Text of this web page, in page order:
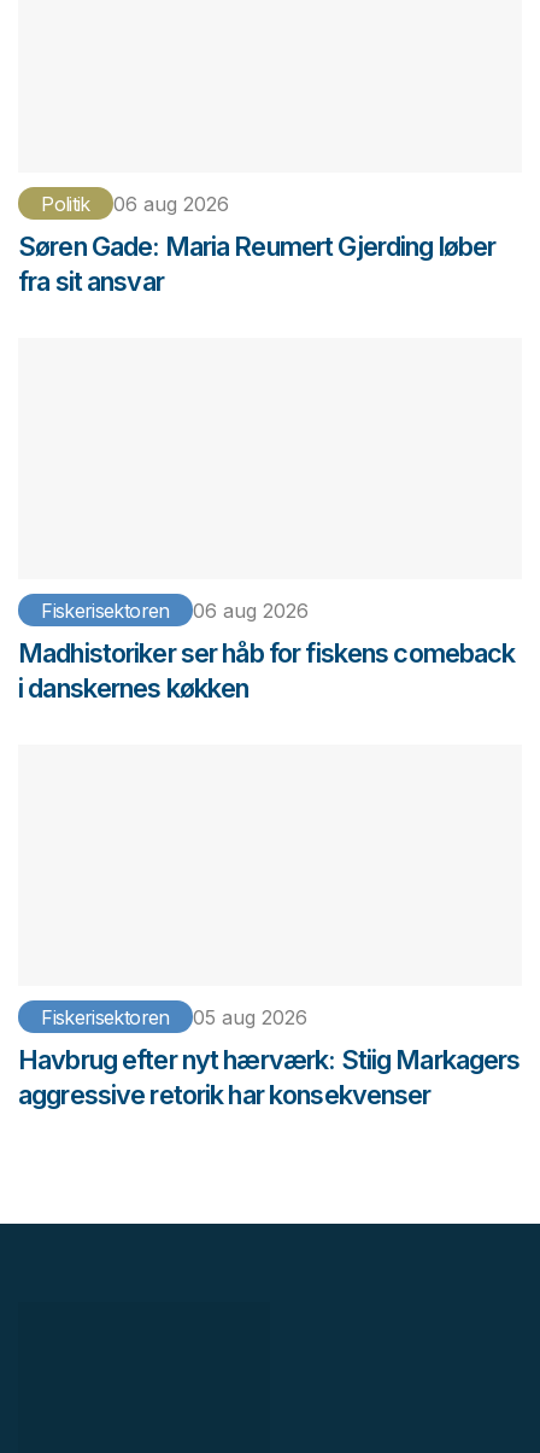
Politik 06 aug 2026
Søren Gade: Maria Reumert Gjerding løber
fra sit ansvar
Fiskerisektoren 06 aug 2026
Madhistoriker ser håb for fiskens comeback
i danskernes køkken
Fiskerisektoren 05 aug 2026
Havbrug efter nyt hærværk: Stiig Markagers
aggressive retorik har konsekvenser